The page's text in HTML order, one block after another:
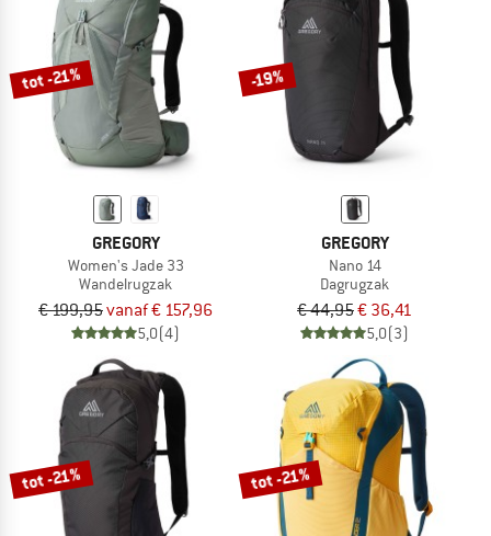
tot -21%
GREGORY
Women's Jade 33
Wandelrugzak
€ 199,95vanaf € 157,96
5,0(4)
-19%
GREGORY
Nano 14
Dagrugzak
€ 44,95€ 36,41
5,0(3)
tot -21% tot -21%